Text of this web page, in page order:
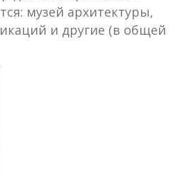
музей архитектуры,
и другие (в общей